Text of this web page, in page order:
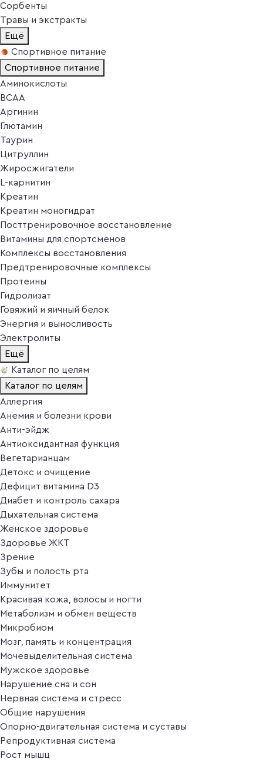
Сорбенты
Травы и экстракты
Ещё
Спортивное питание
Спортивное питание
Аминокислоты
BCAA
Аргинин
Глютамин
Таурин
Цитруллин
Жиросжигатели
L-карнитин
Креатин
Креатин моногидрат
Посттренировочное восстановление
Витамины для спортсменов
Комплексы восстановления
Предтренировочные комплексы
Протеины
Гидролизат
Говяжий и яичный белок
Энергия и выносливость
Электролиты
Ещё
Каталог по целям
Каталог по целям
Аллергия
Анемия и болезни крови
Анти-эйдж
Антиоксидантная функция
Вегетарианцам
Детокс и очищение
Дефицит витамина D3
Диабет и контроль сахара
Дыхательная система
Женское здоровье
Здоровье ЖКТ
Зрение
Зубы и полость рта
Иммунитет
Красивая кожа, волосы и ногти
Метаболизм и обмен веществ
Микробиом
Мозг, память и концентрация
Мочевыделительная система
Мужское здоровье
Нарушение сна и сон
Нервная система и стресс
Общие нарушения
Опорно-двигательная система и суставы
Репродуктивная система
Рост мышц